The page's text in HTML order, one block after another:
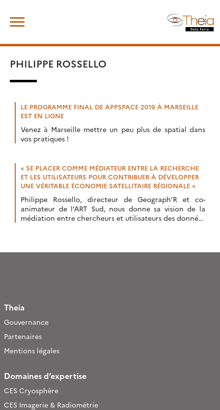
content
PHILIPPE ROSSELLO
LE PROGRAMME FINAL DE APPSPACE 2019 À MARSEILLE
EST EN LIGNE
Venez à Marseille mettre un peu plus de spatial dans
vos pratiques !
« SE PLACER COMME MÉDIATEUR ENTRE LA RECHERCHE
ET LES UTILISATEURS POUR CONTRIBUER À DÉVELOPPER
UNE VÉRITABLE ÉCONOMIE SATELLITAIRE RÉGIONALE »
Philippe Rossello, directeur de Geograph’R et co-
animateur de l’ART Sud, nous donne sa vision de la
médiation entre chercheurs et utilisateurs des données
Theia
Gouvernance
Partenaires
Mentions légales
Domaines d’expertise
CES Cryosphère
CES Imagerie & Radiométrie